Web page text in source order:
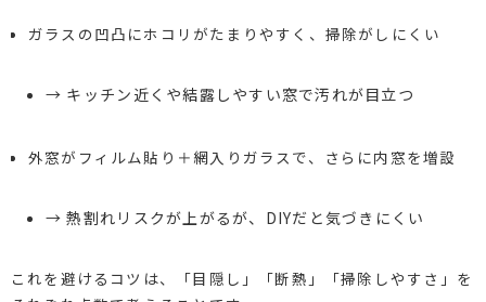
ガラスの凹凸にホコリがたまりやすく、掃除がしにくい
→ キッチン近くや結露しやすい窓で汚れが目立つ
外窓がフィルム貼り＋網入りガラスで、さらに内窓を増設
→ 熱割れリスクが上がるが、DIYだと気づきにくい
これを避けるコツは、「目隠し」「断熱」「掃除しやすさ」を